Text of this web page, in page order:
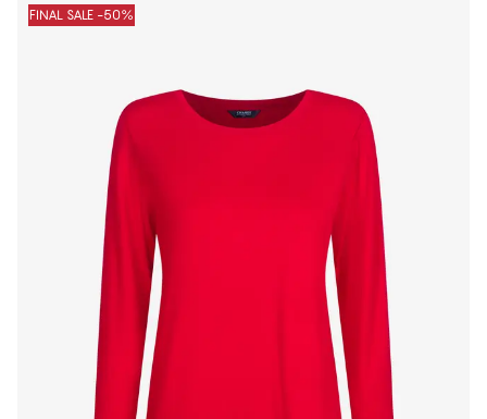
FINAL SALE -50%